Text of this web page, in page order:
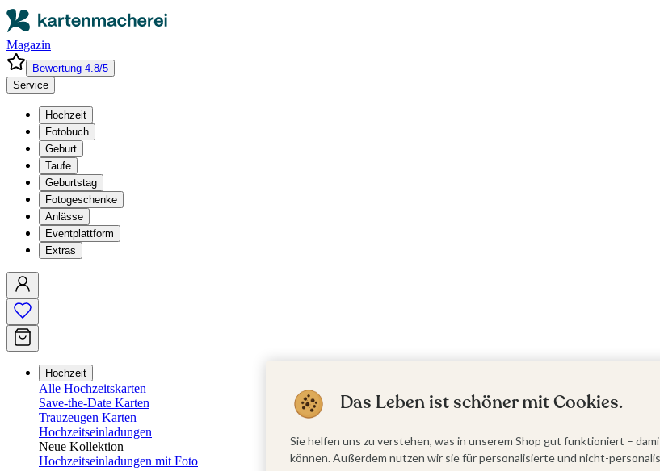
Magazin
Bewertung 4.8/5
Service
Hochzeit
Fotobuch
Geburt
Taufe
Geburtstag
Fotogeschenke
Anlässe
Eventplattform
Extras
Hochzeit
Alle Hochzeitskarten
Save-the-Date Karten
Trauzeugen Karten
Hochzeitseinladungen
Neue Kollektion
Hochzeitseinladungen mit Foto
Das Leben ist schöner mit Cookies.
Sie helfen uns zu verstehen, was in unserem Shop gut funktioniert –
können. Außerdem nutzen wir sie für personalisierte und nicht-